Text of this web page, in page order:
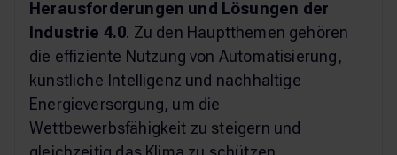
Herausforderungen und Lösungen der
Industrie 4.0. Zu den Hauptthemen gehören
die effiziente Nutzung von Automatisierung,
künstliche Intelligenz und nachhaltige
Energieversorgung, um die
Wettbewerbsfähigkeit zu steigern und